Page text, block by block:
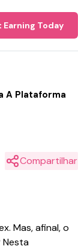
Earning Today
A Plataforma
Compartilhar
Mas, afinal, o
Nesta